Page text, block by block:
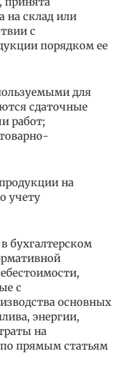
на склад или
с
порядком ее
для
сдаточные
работ;
на
учету
бухгалтерском
с
основных
энергии,
на
прямым статьям